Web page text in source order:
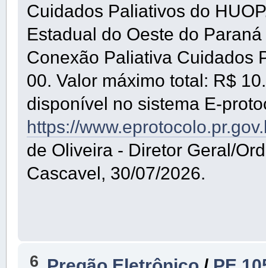
Cuidados Paliativos do
Estadual do Oeste do
Conexão Paliativa Cuidados
00. Valor máximo total: R$
disponível no sistema E-
https://
de Oliveira - Diretor Geral/
Cascavel, 30/07/2026.
6